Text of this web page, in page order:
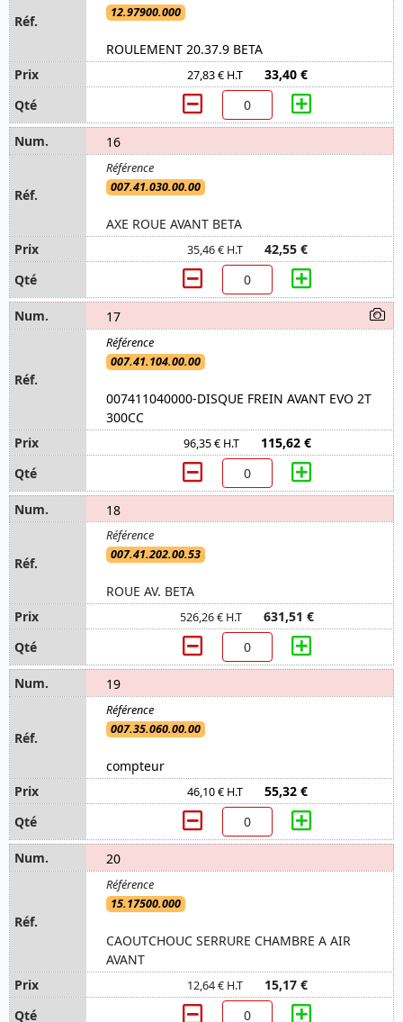
12.97900.000
ROULEMENT 20.37.9 BETA
27,83 € H.T 33,40 €
16
007.41.030.00.00
AXE ROUE AVANT BETA
35,46 € H.T 42,55 €
17
007.41.104.00.00
007411040000-DISQUE FREIN AVANT EVO 2T
300CC
96,35 € H.T 115,62 €
18
007.41.202.00.53
ROUE AV. BETA
526,26 € H.T 631,51 €
19
007.35.060.00.00
compteur
46,10 € H.T 55,32 €
20
15.17500.000
CAOUTCHOUC SERRURE CHAMBRE A AIR
AVANT
12,64 € H.T 15,17 €